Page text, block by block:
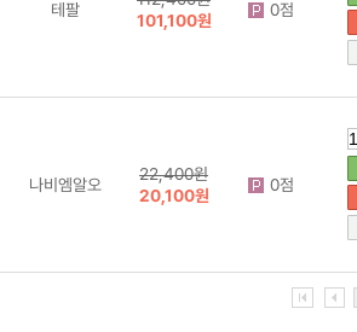
테팔
101,100원
0점
나비엠알오
22,400원
20,100원
0점